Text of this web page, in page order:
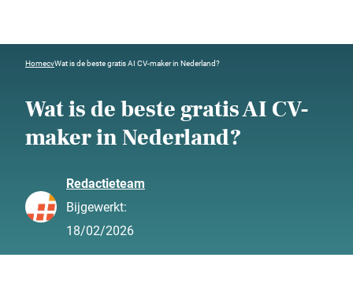
HomecvWat is de beste gratis AI CV-maker in Nederland?
Wat is de beste gratis AI CV-
maker in Nederland?
Redactieteam
Bijgewerkt:
18/02/2026